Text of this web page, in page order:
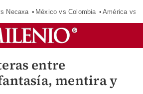
Necaxa México vs Colombia América vs
entre
mentira y